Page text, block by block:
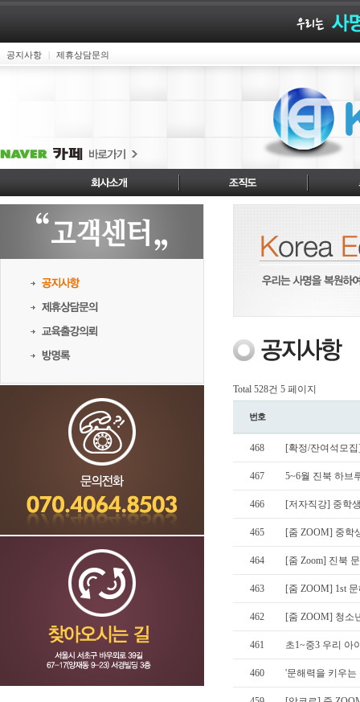
공지사항 제휴상담문의
Total 528건 5 페이지
번호
468 [확정/잔여석모
467 5~6월 진북 하브
466 [저자직강] 중학
465 [줌 ZOOM] 중학
464 [줌 Zoom] 진북
463 [줌 ZOOM] 1st
462 [줌 ZOOM] 청소
461 초1~중3 우리 아
460 '문해력을 키우